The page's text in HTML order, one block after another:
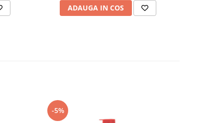
ADAUGA IN COS
-5%